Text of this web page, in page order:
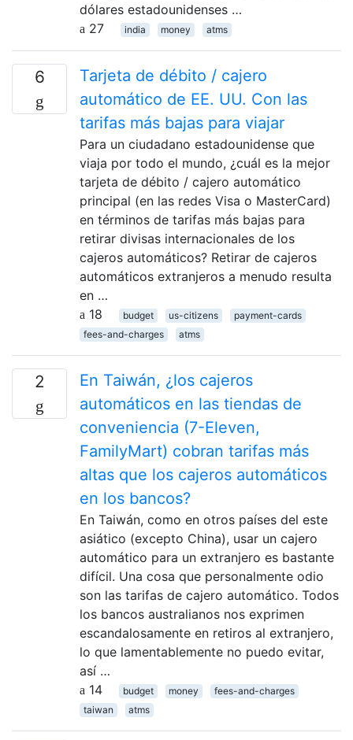
dólares estadounidenses …
27
india money atms
6
Tarjeta de débito / cajero
automático de EE. UU. Con las
tarifas más bajas para viajar
Para un ciudadano estadounidense que
viaja por todo el mundo, ¿cuál es la mejor
tarjeta de débito / cajero automático
principal (en las redes Visa o MasterCard)
en términos de tarifas más bajas para
retirar divisas internacionales de los
cajeros automáticos? Retirar de cajeros
automáticos extranjeros a menudo resulta
en …
18
budget us-citizens
payment-cards
fees-and-charges
atms
2
En Taiwán, ¿los cajeros
automáticos en las tiendas de
conveniencia (7-Eleven,
FamilyMart) cobran tarifas más
altas que los cajeros automáticos
en los bancos?
En Taiwán, como en otros países del este
asiático (excepto China), usar un cajero
automático para un extranjero es bastante
difícil. Una cosa que personalmente odio
son las tarifas de cajero automático. Todos
los bancos australianos nos exprimen
escandalosamente en retiros al extranjero,
lo que lamentablemente no puedo evitar,
así …
14
budget money
fees-and-charges
taiwan
atms